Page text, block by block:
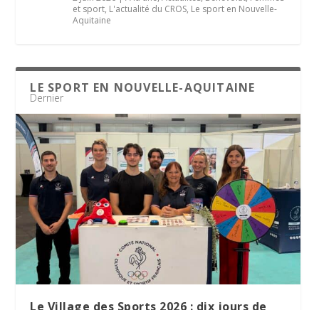
et sport, L'actualité du CROS, Le sport en Nouvelle-
Aquitaine
LE SPORT EN NOUVELLE-AQUITAINE
Dernier
Le Village des Sports 2026 : dix jours de